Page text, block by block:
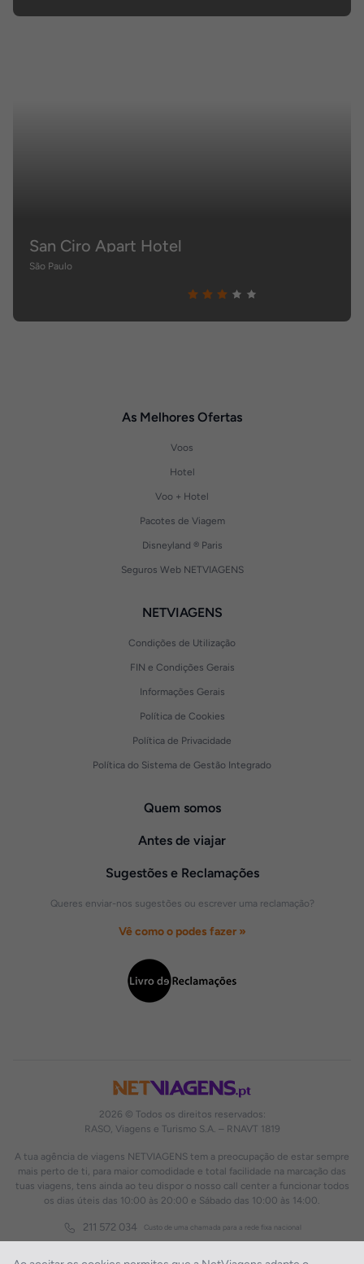
San Ciro Apart Hotel
São Paulo
2026 © Todos os direitos reservados:
RASO, Viagens e Turismo S.A. – RNAVT 1819
A tua agência de viagens NETVIAGENS tem a preocupação de estar sempre
mais perto de ti, para maior comodidade e total facilidade na marcação das
tuas viagens, tens ainda ao teu dispor o nosso call center a funcionar todos
os dias úteis das 10:00 às 20:00 e Sábado das 10:00 às 14:00.
211 572 034 Custo de uma chamada para a rede fixa nacional
As Melhores Ofertas
Voos
Hotel
Voo + Hotel
Pacotes de Viagem
Disneyland ® Paris
Seguros Web NETVIAGENS
NETVIAGENS
Condições de Utilização
FIN e Condições Gerais
Informações Gerais
Política de Cookies
Política de Privacidade
Política do Sistema de Gestão Integrado
Quem somos
Antes de viajar
Sugestões e Reclamações
Queres enviar-nos sugestões ou escrever uma reclamação?
Vê como o podes fazer »